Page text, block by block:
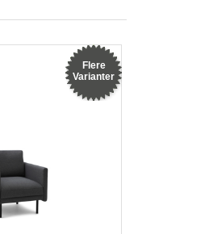
Flere
Varianter